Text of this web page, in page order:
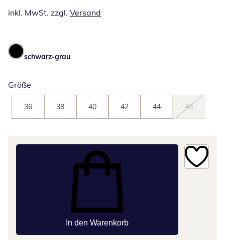
inkl. MwSt. zzgl. Versand
schwarz-grau
Größe
36 38 40 42 44 46
In den Warenkorb